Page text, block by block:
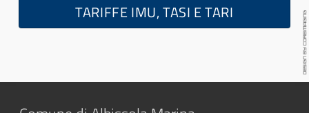
TARIFFE IMU, TASI E TARI